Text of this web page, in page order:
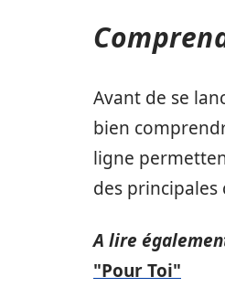
Avant de se
bien
ligne
des principales
A lire
"Pour Toi"